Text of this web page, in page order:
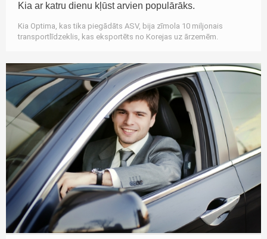
Kia ar katru dienu kļūst arvien populārāks.
Kia Optima, kas tika piegādāts ASV, bija zīmola 10 miljonais
transportlīdzeklis, kas eksportēts no Korejas uz ārzemēm.